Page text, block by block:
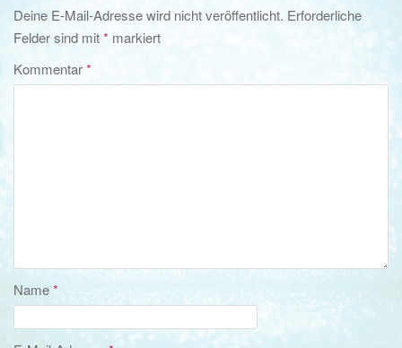
Deine E-Mail-Adresse wird nicht veröffentlicht. Erforderliche
Felder sind mit* markiert
Kommentar*
Name*